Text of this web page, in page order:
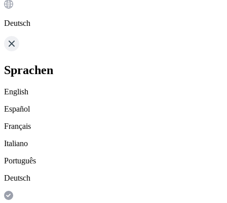
Deutsch
Sprachen
English
Español
Français
Italiano
Português
Deutsch